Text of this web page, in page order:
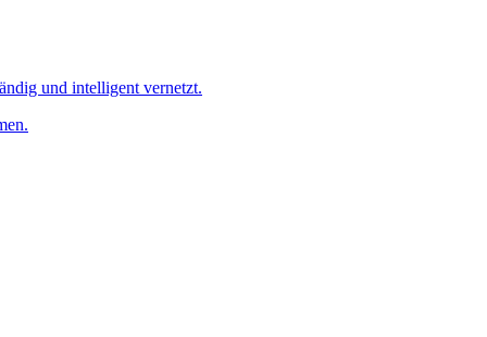
und intelligent vernetzt.